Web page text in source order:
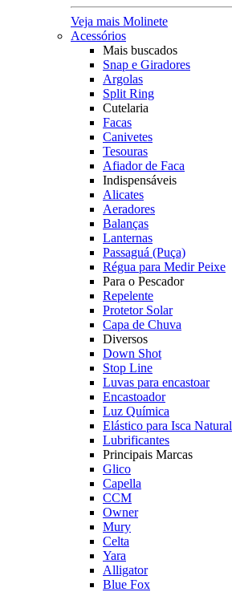
Veja mais Molinete
Acessórios
Mais buscados
Snap e Giradores
Argolas
Split Ring
Cutelaria
Facas
Canivetes
Tesouras
Afiador de Faca
Indispensáveis
Alicates
Aeradores
Balanças
Lanternas
Passaguá (Puça)
Régua para Medir Peixe
Para o Pescador
Repelente
Protetor Solar
Capa de Chuva
Diversos
Down Shot
Stop Line
Luvas para encastoar
Encastoador
Luz Química
Elástico para Isca Natural
Lubrificantes
Principais Marcas
Glico
Capella
CCM
Owner
Mury
Celta
Yara
Alligator
Blue Fox